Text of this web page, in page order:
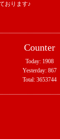
おります♪
Counter
Today: 1908
Yesterday: 867
Total: 3653744